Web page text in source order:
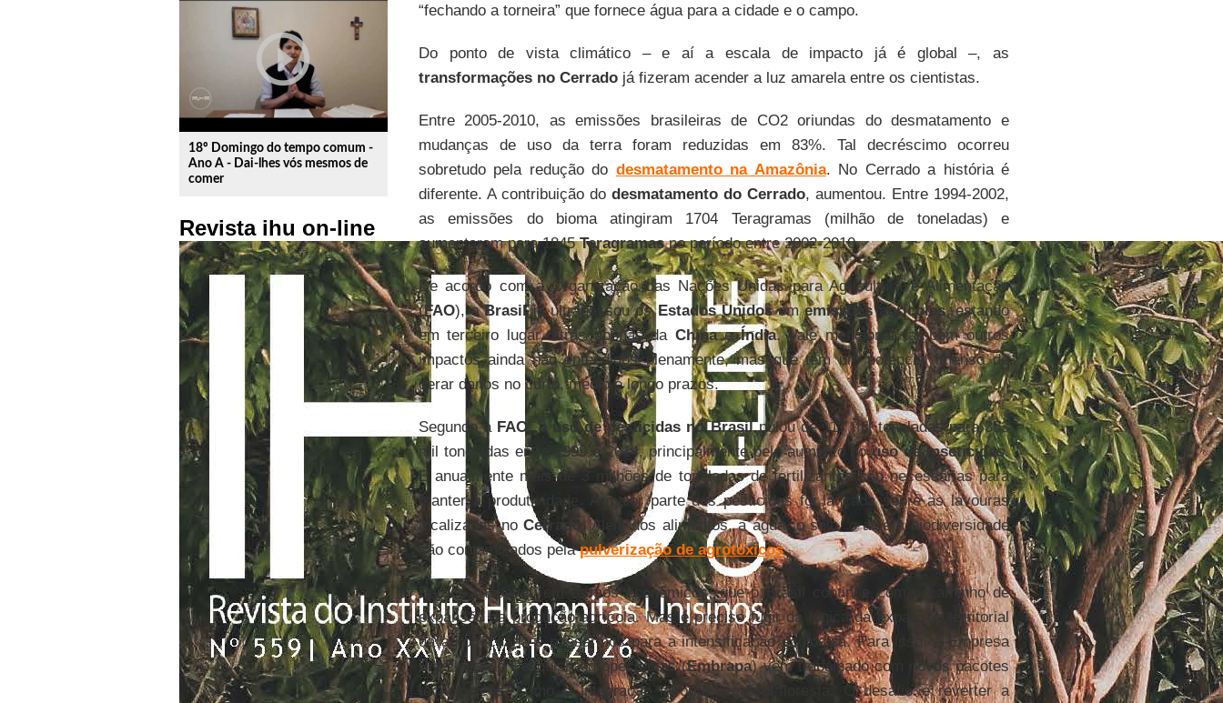
play_circle_outline
18º Domingo do tempo comum -
Ano A - Dai-lhes vós mesmos de
comer
Revista ihu on-line
“fechando a torneira” que fornece água para a cidade e o campo.
Do ponto de vista climático – e aí a escala de impacto já é global –, as
transformações no Cerradojá fizeram acender a luz amarela entre os cientistas.
Entre 2005-2010, as emissões brasileiras de CO2 oriundas do desmatamento e
mudanças de uso da terra foram reduzidas em 83%. Tal decréscimo ocorreu
sobretudo pela redução do desmatamento na Amazônia. No Cerrado a história é
diferente. A contribuição do desmatamento do Cerrado, aumentou. Entre 1994-2002,
as emissões do bioma atingiram 1704 Teragramas (milhão de toneladas) e
aumentaram para 1845Teragramasno período entre 2002-2010.
De acordo com a Organização das Nações Unidas para Agricultura e Alimentação
(FAO), oBrasiljá ultrapassou osEstados Unidosememissões agrícolas, estando
em terceiro lugar, atrás apenas da ChinaeÍndia. Vale mencionar também outros
impactos ainda não entendidos plenamente, mas que têm um potencial imenso de
gerar danos no curto, médio e longo prazos.
Segundo a FAO , ouso de pesticidas no Brasilpulou de 117 mil toneladas para 353
mil toneladas entre 1999 e 2014, principalmente pelo aumento nouso de inseticidas.
E anualmente mais de 3 milhões de toneladas de fertilizantes são necessárias para
manter a produtividade. A maior parte dos pesticidas foi lançada sobre as lavouras
localizadas noCerrado. Além dos alimentos, a água, o solo, o ar e a biodiversidade
são contaminados pelapulverização de agrotóxicos.
Parece razoável, em termos econômicos, que o Brasil continue com o caminho de
expansão da produção agrícola. Mas é preciso fugir da lógica da expansão territorial
da agropecuária e passarmos para a intensificação ecológica. Para isso, a Empresa
Brasileira de Pesquisa Agropecuárias (Embrapa) vem trabalhado com novos pacotes
tecnológicos, como a integração lavoura-pecuária-floresta. O desafio é reverter a